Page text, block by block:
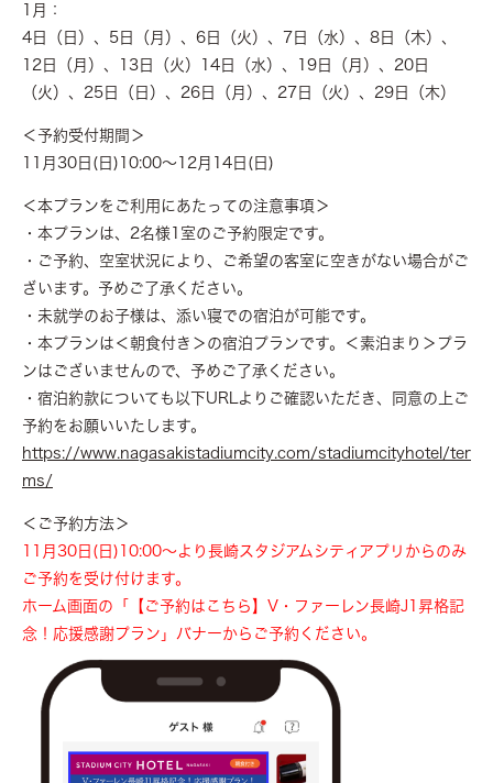
1月：
4日（日）、5日（月）、6日（火）、7日（水）、8日（木）、
12日（月）、13日（火）14日（水）、19日（月）、20日
（火）、25日（日）、26日（月）、27日（火）、29日（木）
＜予約受付期間＞
11月30日(日)10:00～12月14日(日)
＜本プランをご利用にあたっての注意事項＞
・本プランは、2名様1室のご予約限定です。
・ご予約、空室状況により、ご希望の客室に空きがない場合がご
ざいます。予めご了承ください。
・未就学のお子様は、添い寝での宿泊が可能です。
・本プランは＜朝食付き＞の宿泊プランです。＜素泊まり＞プラ
ンはございませんので、予めご了承ください。
・宿泊約款についても以下URLよりご確認いただき、同意の上ご
予約をお願いいたします。
https://www.nagasakistadiumcity.com/stadiumcityhotel/ter
ms/
＜ご予約方法＞
11月30日(日)10:00～より長崎スタジアムシティアプリからのみ
ご予約を受け付けます。
ホーム画面の「【ご予約はこちら】V・ファーレン長崎J1昇格記
念！応援感謝プラン」バナーからご予約ください。